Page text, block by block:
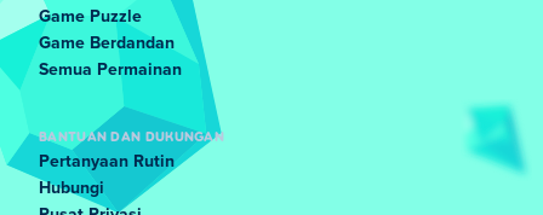
Game Puzzle
Game Berdandan
Semua Permainan
BANTUAN DAN DUKUNGAN
Pertanyaan Rutin
Hubungi